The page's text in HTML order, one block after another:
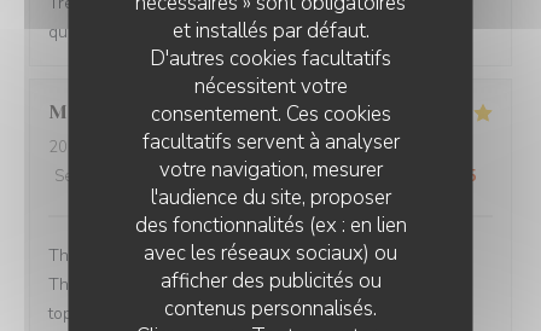
et installés par défaut.
D'autres cookies facultatifs
nécessitent votre
consentement. Ces cookies
facultatifs servent à analyser
votre navigation, mesurer
l'audience du site, proposer
des fonctionnalités (ex : en lien
avec les réseaux sociaux) ou
afficher des publicités ou
contenus personnalisés.
qualité en cuisine ! Merci
Martyn
2026-08-02
- 19:15 - Couverts 2
Service
Ambiance:5/5 Cuisine : 5/5 Qualité / Prix /5
The food is consistently well prepared and super tasty.
The restaurant itself has a special atmosphere to suit a
top bistro experience. And the staff are great. Best in
BISTROT ROSETTE